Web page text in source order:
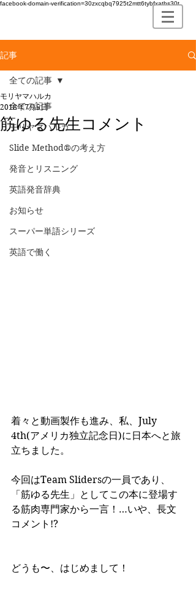
facebook-domain-verification=30zxcqbq7925t2mtt6tybfxatbs30t
記事
全ての記事
モリヤマハルカ
Slide Method®の考え方
発音とリスニング
英語発音辞典
お知らせ
スーパー単語シリーズ
英語で働く
全ての記事
筋ゆる先生コメント
モリヤマハルカ
2018年7月5日
着々と動画製作も進み、私、July
4th(アメリカ独立記念日)に日本へと旅
立ちました。
今回はTeam Slidersの一員であり、
「筋ゆる先生」としてこの本に登場す
る筋肉専門家から一言！…いや、長文
コメント!?
どうも〜、はじめまして！